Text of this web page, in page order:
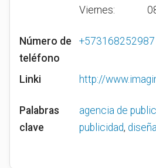
Viernes:
Número de
teléfono
+573168252987
Linki http://
Palabras
clave
agencia de
publicidad,